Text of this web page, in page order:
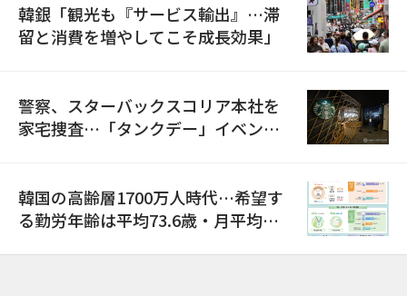
韓銀「観光も『サービス輸出』…滞
留と消費を増やしてこそ成長効果」
警察、スターバックスコリア本社を
家宅捜査…「タンクデー」イベント
韓国の高齢層1700万人時代…希望す
る勤労年齢は平均73.6歳・月平均賃